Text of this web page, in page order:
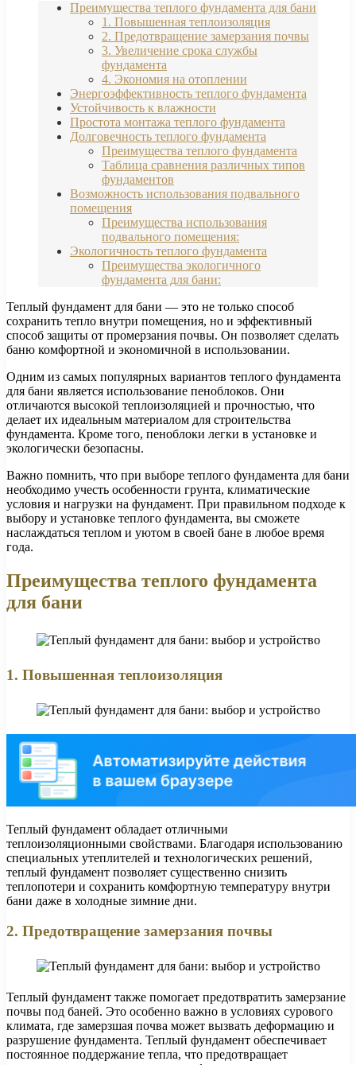
Преимущества теплого фундамента для бани
1. Повышенная теплоизоляция
2. Предотвращение замерзания почвы
3. Увеличение срока службы
фундамента
4. Экономия на отоплении
Энергоэффективность теплого фундамента
Устойчивость к влажности
Простота монтажа теплого фундамента
Долговечность теплого фундамента
Преимущества теплого фундамента
Таблица сравнения различных типов
фундаментов
Возможность использования подвального
помещения
Преимущества использования
подвального помещения:
Экологичность теплого фундамента
Преимущества экологичного
фундамента для бани:
Теплый фундамент для бани — это не только способ
сохранить тепло внутри помещения, но и эффективный
способ защиты от промерзания почвы. Он позволяет сделать
баню комфортной и экономичной в использовании.
Одним из самых популярных вариантов теплого фундамента
для бани является использование пеноблоков. Они
отличаются высокой теплоизоляцией и прочностью, что
делает их идеальным материалом для строительства
фундамента. Кроме того, пеноблоки легки в установке и
экологически безопасны.
Важно помнить, что при выборе теплого фундамента для бани
необходимо учесть особенности грунта, климатические
условия и нагрузки на фундамент. При правильном подходе к
выбору и установке теплого фундамента, вы сможете
наслаждаться теплом и уютом в своей бане в любое время
года.
Преимущества теплого фундамента
для бани
1. Повышенная теплоизоляция
Теплый фундамент обладает отличными
теплоизоляционными свойствами. Благодаря использованию
специальных утеплителей и технологических решений,
теплый фундамент позволяет существенно снизить
теплопотери и сохранить комфортную температуру внутри
бани даже в холодные зимние дни.
2. Предотвращение замерзания почвы
Теплый фундамент также помогает предотвратить замерзание
почвы под баней. Это особенно важно в условиях сурового
климата, где замерзшая почва может вызвать деформацию и
разрушение фундамента. Теплый фундамент обеспечивает
постоянное поддержание тепла, что предотвращает